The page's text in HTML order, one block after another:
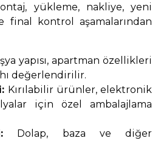
yükleme, nakliye, yeni
final kontrol aşamalarından
yapısı, apartman özellikleri
değerlendirilir.
Kırılabilir ürünler, elektronik
için özel ambalajlama
Dolap, baza ve diğer